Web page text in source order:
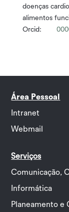
doenças
alimentos
Orcid:
Área Pessoal
Intranet
Webmail
Serviços
Comunicação,
Informática
Planeamento e